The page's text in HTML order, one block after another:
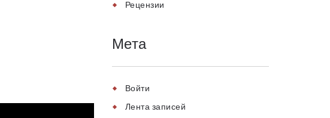
Рецензии
Мета
Войти
Лента записей